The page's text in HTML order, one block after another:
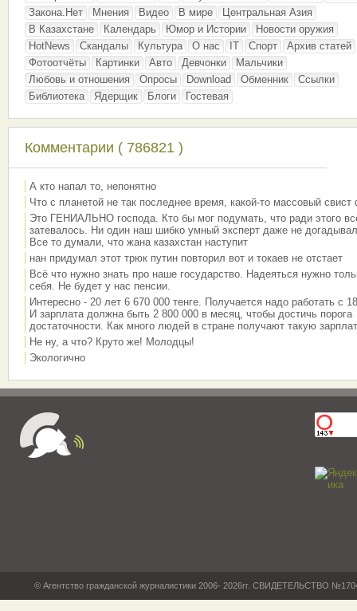
Закона.Нет
Мнения Видео В мире
Центральная Азия
В Казахстане
Календарь Юмор и Истории
Новости оружия
HotNews
Скандалы Культура О нас IT Спорт
Архив статей
Фотоотчёты
Картинки Авто Девчонки
Мальчики
Любовь и отношения
Опросы Download Обменник
Ссылки
Библиотека
Ядерщик Блоги Гостевая
Комментарии ( 786821 )
А кто напал то, непонятно
Что с планетой не так последнее время, какой-то массовый свист
Это ГЕНИАЛЬНО господа. Кто бы мог подумать, что ради этого
затевалось. Ни один наш шибко умный эксперт даже не
Все то думали, что жана казахстан наступит
нан придумал этот трюк путин повторил вот и токаев не отстает
Всё что нужно знать про наше государство. Надеяться нужно
себя. Не будет у нас пенсии.
Интересно - 20 лет 6 670 000 тенге. Получается надо работать с
И зарплата должна быть 2 800 000 в месяц, чтобы достичь порога
достаточности. Как много людей в стране получают такую
Не ну, а что? Круто же! Молодцы!
Экологично
© Агентство гражданской журналистики 2006- 2026гг. СВИДЕТЕЛЬСТВО